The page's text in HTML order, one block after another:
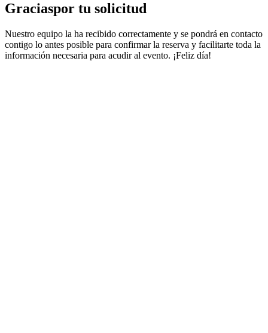
Graciaspor tu solicitud
Nuestro equipo la ha recibido correctamente y se pondrá en contacto
contigo lo antes posible para confirmar la reserva y facilitarte toda la
información necesaria para acudir al evento. ¡Feliz día!